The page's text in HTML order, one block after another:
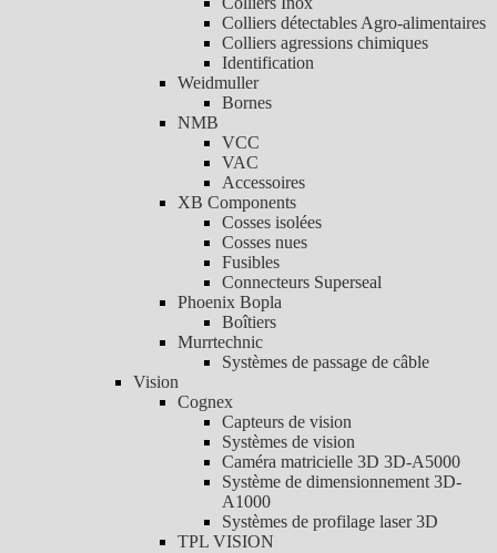
Colliers détectables Agro-alimentaires
Colliers agressions chimiques
Identification
Weidmuller
Bornes
NMB
VCC
VAC
Accessoires
XB Components
Cosses isolées
Cosses nues
Fusibles
Connecteurs Superseal
Phoenix Bopla
Boîtiers
Murrtechnic
Systèmes de passage de câble
Vision
Cognex
Capteurs de vision
Systèmes de vision
Caméra matricielle 3D 3D-A5000
Système de dimensionnement 3D-
A1000
Systèmes de profilage laser 3D
TPL VISION